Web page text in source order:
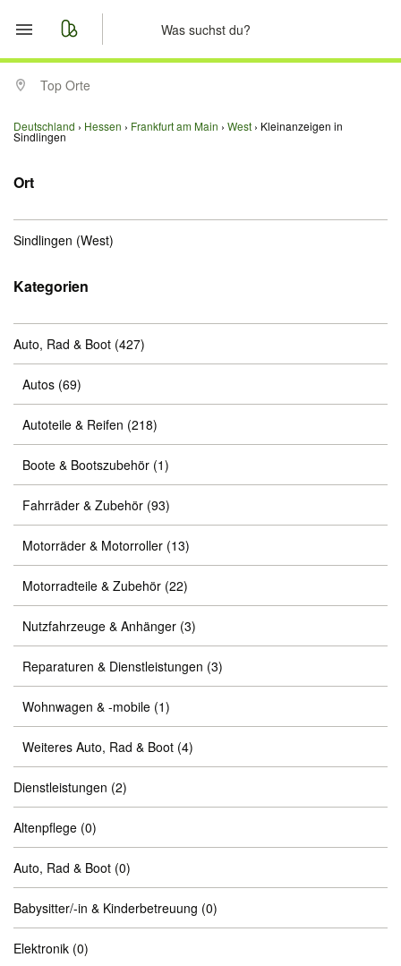
Start
Merkliste
Top Orte
Deutschland Hessen Frankfurt am Main West Kleinanzeigen in
Sindlingen
Ort
Sindlingen (West)
Kategorien
Auto, Rad & Boot (427)
Autos (69)
Autoteile & Reifen (218)
Boote & Bootszubehör (1)
Fahrräder & Zubehör (93)
Motorräder & Motorroller (13)
Motorradteile & Zubehör (22)
Nutzfahrzeuge & Anhänger (3)
Reparaturen & Dienstleistungen (3)
Wohnwagen & -mobile (1)
Weiteres Auto, Rad & Boot (4)
Dienstleistungen (2)
Altenpflege (0)
Auto, Rad & Boot (0)
Babysitter/-in & Kinderbetreuung (0)
Elektronik (0)